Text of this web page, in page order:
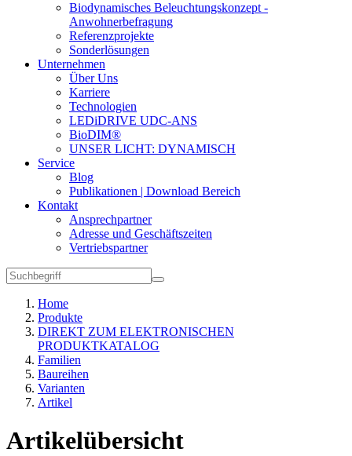
Biodynamisches Beleuchtungskonzept -
Anwohnerbefragung
Referenzprojekte
Sonderlösungen
Unternehmen
Über Uns
Karriere
Technologien
LEDiDRIVE UDC-ANS
BioDIM®
UNSER LICHT: DYNAMISCH
Service
Blog
Publikationen | Download Bereich
Kontakt
Ansprechpartner
Adresse und Geschäftszeiten
Vertriebspartner
Home
Produkte
DIREKT ZUM ELEKTRONISCHEN
PRODUKTKATALOG
Familien
Baureihen
Varianten
Artikel
Artikelübersicht